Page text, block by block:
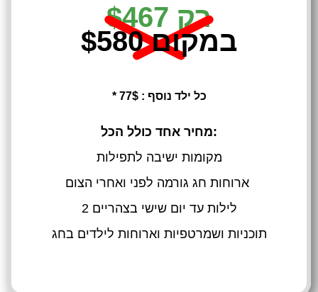
רק $467
במקום $580
* כל ילד נוסף : 77$
מחיר אחד כולל הכל:
מקומות ישיבה לתפילות
2 לילות עד יום שישי בצהריים
תוכניות ושמרטפיות וארוחות לילדים בחג